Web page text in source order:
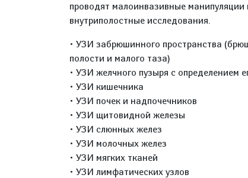
проводят малоинвазивные
внутриполостные исследования.
• УЗИ забрюшинного пространства
полости и малого таза)
• УЗИ желчного пузыря с определением
• УЗИ кишечника
• УЗИ почек и надпочечников
• УЗИ щитовидной железы
• УЗИ слюнных желез
• УЗИ молочных желез
• УЗИ мягких тканей
• УЗИ лимфатических узлов